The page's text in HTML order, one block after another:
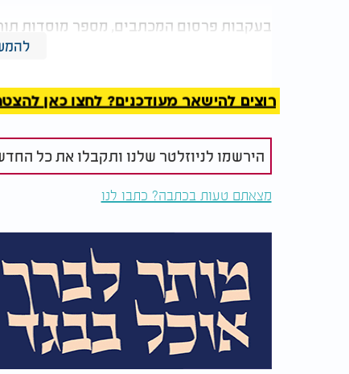
בעקבות פרסום המכתבים, מספר מוסדות
פוויליון. "יד לאחים" מבהיר כי קיים אולם
רוצים להישאר מעודכנים? לחצו כאן
הירשמו לניוזלטר שלנו ותקבלו את כל
מצאתם טעות בכתבה? כתבו לנו